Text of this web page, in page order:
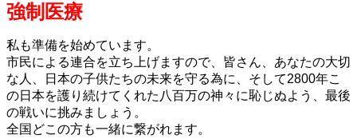
強制医療
私も準備を始めています。
市民による連合を立ち上げますので、皆さん、あなたの大切
な人、日本の子供たちの未来を守る為に、そして2800年こ
の日本を護り続けてくれた八百万の神々に恥じぬよう、最後
の戦いに挑みましょう。
全国どこの方も一緒に繋がれます。